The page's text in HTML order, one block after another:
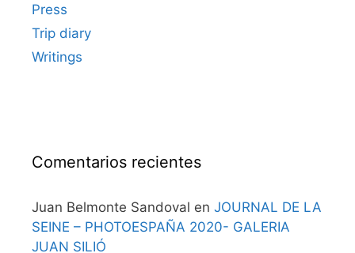
Press
Trip diary
Writings
Comentarios recientes
Juan Belmonte Sandoval en JOURNAL DE LA
SEINE – PHOTOESPAÑA 2020- GALERIA
JUAN SILIÓ